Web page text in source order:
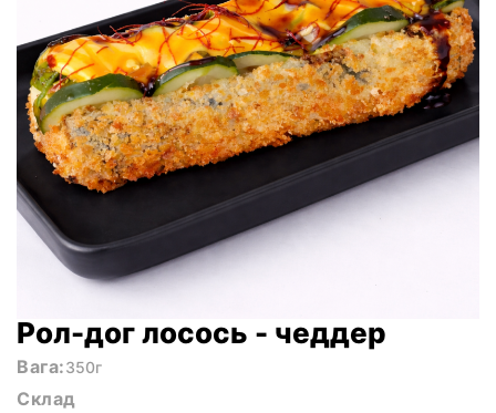
Рол-дог лосось - чеддер
Вага:350г
Склад